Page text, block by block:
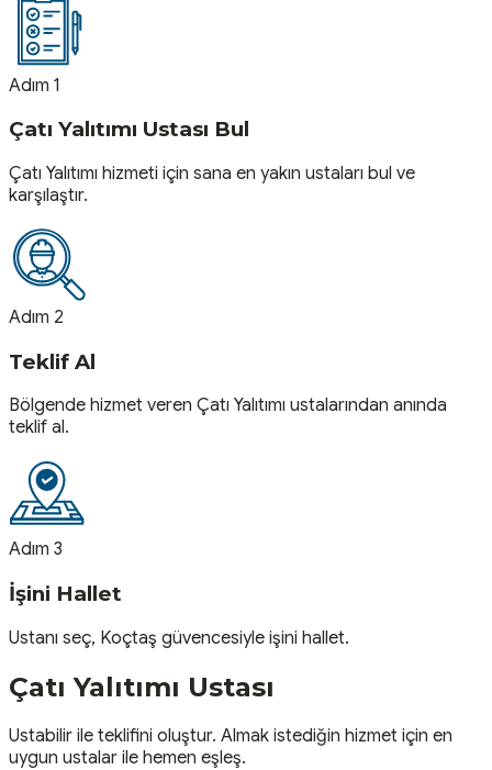
Adım 1
Çatı Yalıtımı Ustası Bul
Çatı Yalıtımı hizmeti için sana en yakın ustaları bul ve
karşılaştır.
Adım 2
Teklif Al
Bölgende hizmet veren Çatı Yalıtımı ustalarından anında
teklif al.
Adım 3
İşini Hallet
Ustanı seç, Koçtaş güvencesiyle işini hallet.
Çatı Yalıtımı Ustası
Ustabilir ile teklifini oluştur. Almak istediğin hizmet için en
uygun ustalar ile hemen eşleş.